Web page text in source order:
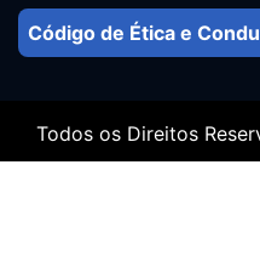
Código de Ética e
Todos os Direitos